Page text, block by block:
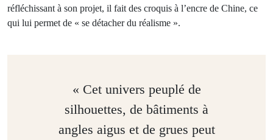
réfléchissant à son projet, il fait des croquis à l’encre de Chine, ce
qui lui permet de « se détacher du réalisme ».
« Cet univers peuplé de
silhouettes, de bâtiments à
angles aigus et de grues peut